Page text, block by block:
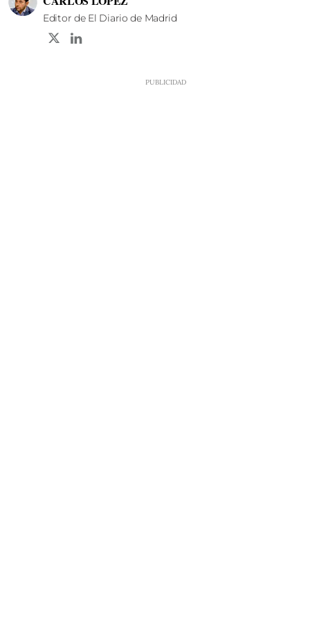
Editor de El Diario de Madrid